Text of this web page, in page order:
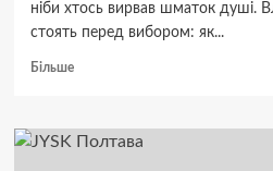
ніби хтось вирвав шматок душі.
стоять перед вибором: як...
БільшеДокладніше
проходить
кремація